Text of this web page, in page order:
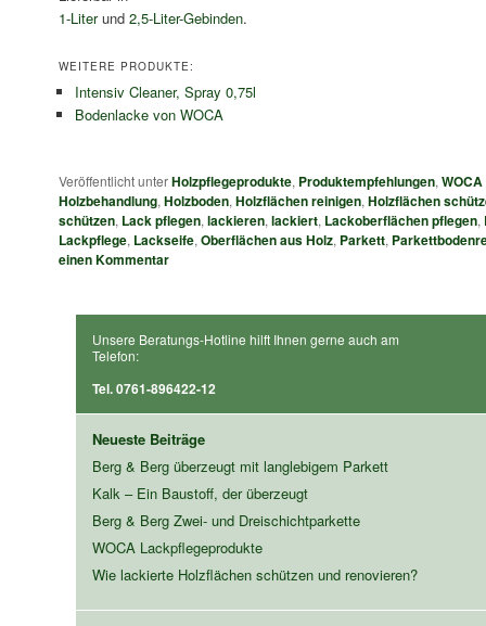
1-Literund 2,5-Liter-Gebinden.
WEITERE PRODUKTE:
Intensiv Cleaner, Spray 0,75l
Bodenlacke von WOCA
Veröffentlicht unterHolzpflegeprodukte, Produktempfehlungen,
Holzbehandlung, Holzboden, Holzflächen reinigen, Holzflächen
schützen, Lack pflegen, lackieren, lackiert, Lackoberflächen pflegen,
Lackpflege, Lackseife, Oberflächen aus Holz, Parkett,
einen Kommentar
Unsere Beratungs-Hotline hilft Ihnen gerne auch am
Telefon:
Tel. 0761-896422-12
Neueste Beiträge
Berg & Berg überzeugt mit langlebigem Parkett
Kalk – Ein Baustoff, der überzeugt
Berg & Berg Zwei- und Dreischichtparkette
WOCA Lackpflegeprodukte
Wie lackierte Holzflächen schützen und renovieren?